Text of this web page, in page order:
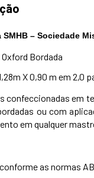
SMHB – Sociedade
Bordada
X 0,90 m em 2,0
confeccionadas em
ou com
em qualquer
as normas